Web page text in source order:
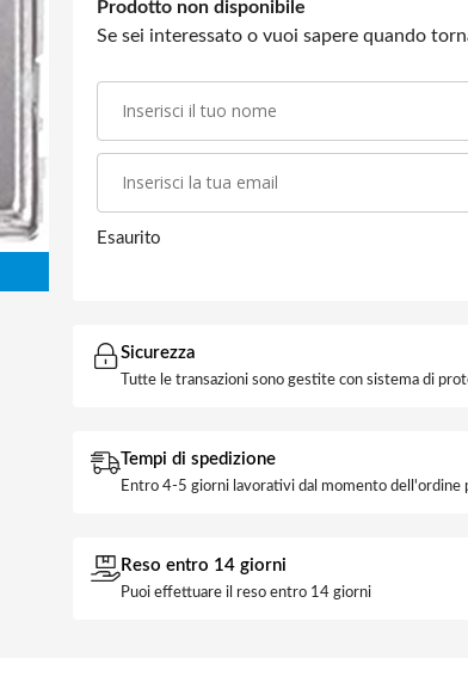
Prodotto non disponibile
Se sei interessato o vuoi sapere quando
Esaurito
Sicurezza
Tutte le transazioni sono gestite con sistema di
Tempi di spedizione
Entro 4-5 giorni lavorativi dal momento dell'ordine
Reso entro 14 giorni
Puoi effettuare il reso entro 14 giorni